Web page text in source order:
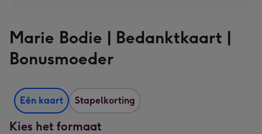
Marie Bodie | Bedanktkaart |
Bonusmoeder
Eén kaart Stapelkorting
Kies het formaat